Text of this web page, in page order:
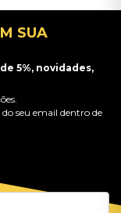
SUA
5%, novidades,
seu email dentro de